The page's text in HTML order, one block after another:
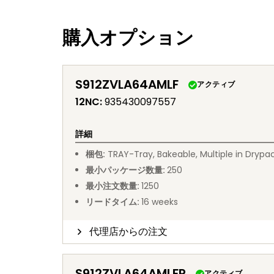
購入オプション
S912ZVLA64AMLF アクティブ
12NC:935430097557
詳細
梱包: TRAY-Tray, Bakeable, Multiple in
最小パッケージ数量: 250
最小注文数量: 1250
リードタイム: 16 weeks
代理店からの注文